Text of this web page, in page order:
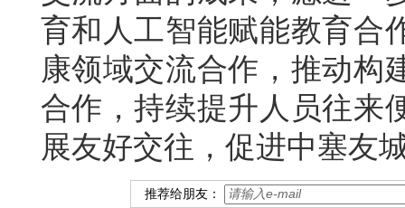
育和人工智能赋能教育合
康领域交流合作，推动构
合作，持续提升人员往来
展友好交往，促进中塞友
推荐给朋友：